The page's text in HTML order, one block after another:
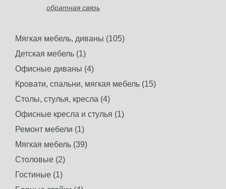
обратная связь
Мягкая мебель, диваны (105)
Детская мебель (1)
Офисные диваны (4)
Кровати, спальни, мягкая мебель (15)
Столы, стулья, кресла (4)
Офисные кресла и стулья (1)
Ремонт мебели (1)
Мягкая мебель (39)
Столовые (2)
Гостиные (1)